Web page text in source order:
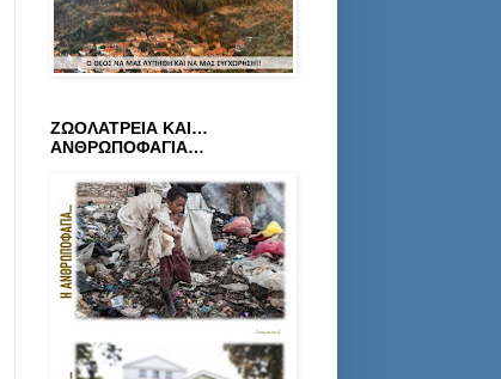
ΖΩΟΛΑΤΡΕΙΑ ΚΑΙ…
ΑΝΘΡΩΠΟΦΑΓΙΑ…